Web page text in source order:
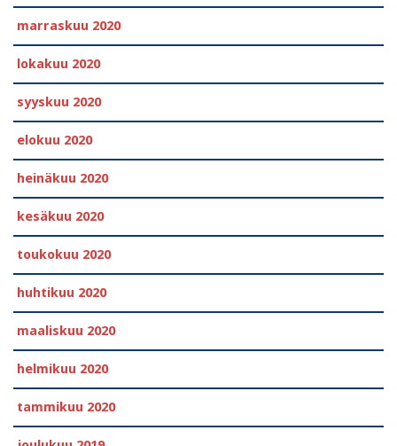
marraskuu 2020
lokakuu 2020
syyskuu 2020
elokuu 2020
heinäkuu 2020
kesäkuu 2020
toukokuu 2020
huhtikuu 2020
maaliskuu 2020
helmikuu 2020
tammikuu 2020